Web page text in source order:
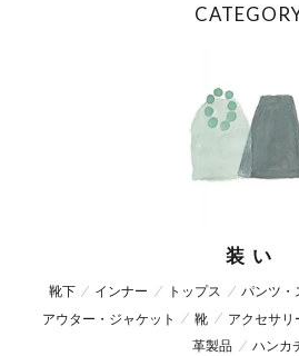
装 い
靴下 インナー トップス パンツ・
アウター・ジャケット
靴 アクセサリ
革製品
ハンカ